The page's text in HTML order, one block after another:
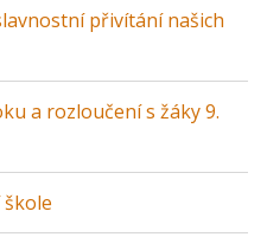
přivítání našich
a rozloučení s žáky 9.